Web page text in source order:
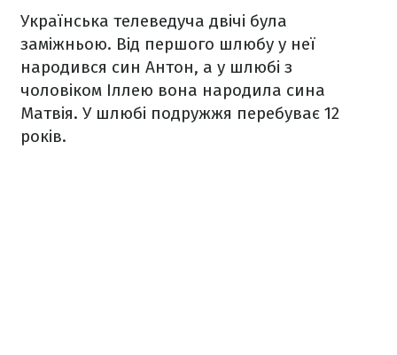
Українська телеведуча двічі була
заміжньою. Від першого шлюбу у неї
народився син Антон, а у шлюбі з
чоловіком Іллею вона народила сина
Матвія. У шлюбі подружжя перебуває 12
років.